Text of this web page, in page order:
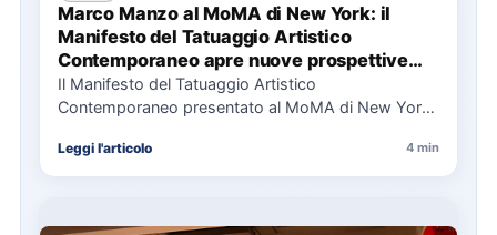
Marco Manzo al MoMA di New York: il
Manifesto del Tatuaggio Artistico
Contemporaneo apre nuove prospettive
per il collezionismo
Il Manifesto del Tatuaggio Artistico
Contemporaneo presentato al MoMA di New York
Leggi l'articolo 4 min